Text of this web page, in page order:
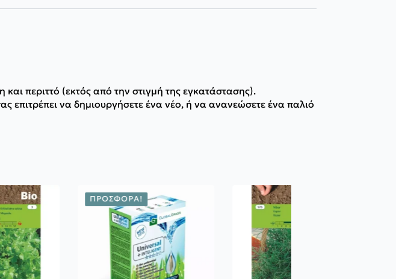
περιττό (εκτός από την στιγμή της εγκατάστασης).
να δημιουργήσετε ένα νέο, ή να ανανεώσετε ένα παλιό
ΠΡΟΣΦΟΡΆ!